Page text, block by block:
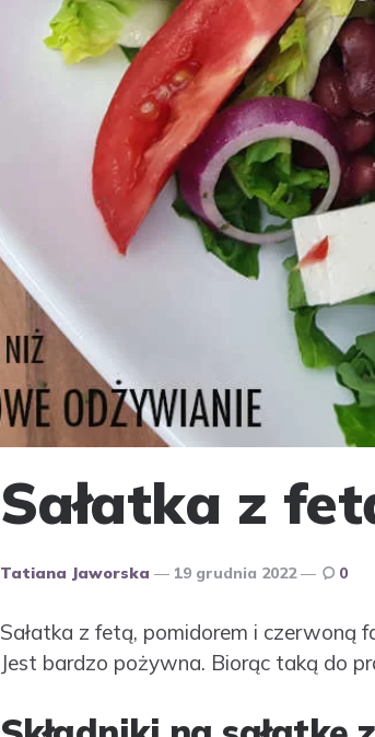
Sałatka z
Dodane
Tatiana Jaworska 19 grudnia 2022 0
Sałatka z fetą, pomidorem i czerwoną
Jest bardzo pożywna. Biorąc taką do